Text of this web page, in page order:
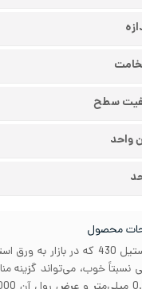
سطح
واحد
محصول
ورق استیل 430 که در
نسبتاً خوب، می‌تواند